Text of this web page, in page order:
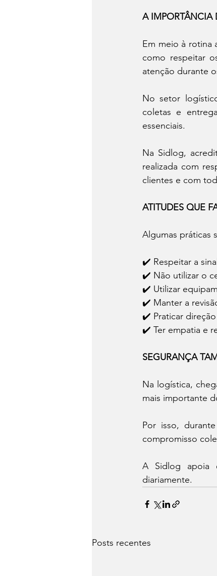
A IMPORTÂNCIA
Em meio à rotina
como respeitar
atenção durante
No setor
coletas e
essenciais.
Na Sidlog,
realizada com
clientes e com
ATITUDES QUE
Algumas práticas
✔️ Respeitar a
✔️ Não utilizar o
✔️ Utilizar
✔️ Manter a
✔️ Praticar
✔️ Ter empatia e
SEGURANÇA
Na logística,
mais importante
Por isso,
compromisso
A Sidlog apoia
diariamente.
Posts recentes